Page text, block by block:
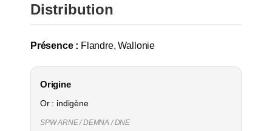
Distribution
Présence : Flandre, Wallonie
Origine
Or : indigène
SPW ARNE / DEMNA / DNE